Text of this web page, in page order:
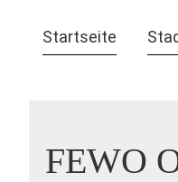
Startseite
FEWO